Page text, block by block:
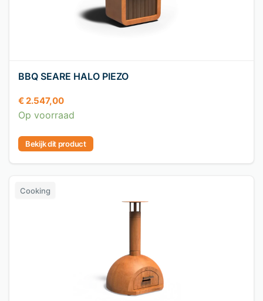
BBQ SEARE HALO PIEZO
€ 2.547,00
Op voorraad
Bekijk dit product
Cooking